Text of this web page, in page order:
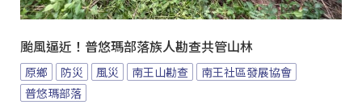
颱風逼近！普悠瑪部落族人勘查共管山林
原鄉 防災 風災 南王山勘查
南王社區發展協會
普悠瑪部落